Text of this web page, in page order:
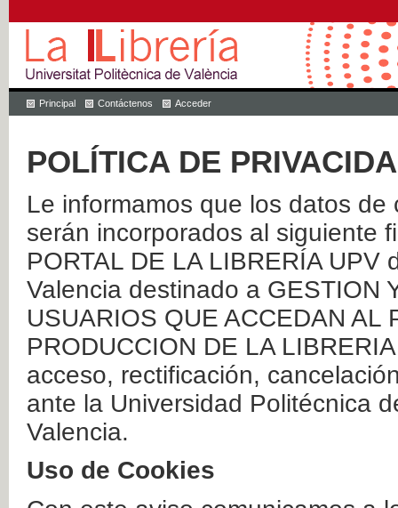
Principal Contáctenos Acceder
POLÍTICA DE
Le informamos que los datos
serán incorporados al siguiente
PORTAL DE LA LIBRERÍA
Valencia destinado a GESTION
USUARIOS QUE ACCEDAN AL
PRODUCCION DE LA
acceso, rectificación,
ante la Universidad Politécnica
Valencia.
Uso de Cookies